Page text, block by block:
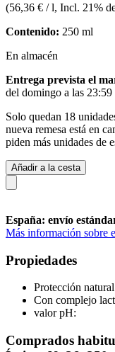
(56,36 € / l, Incl. 21%
Contenido: 250 ml
En almacén
Entrega prevista el
del domingo a las 23:59
Solo quedan 18
nueva remesa está en
piden más unidades de
Añadir a la cesta
España: envío
Más información sobre
Propiedades
Protección
Con complejo
valor pH:
Comprados